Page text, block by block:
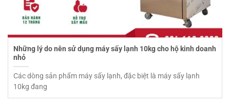
Những lý do nên sử dụng máy sấy lạnh 10kg cho hộ kinh doanh
nhỏ
Các dòng sản phẩm máy sấy lạnh, đặc biệt là máy sấy lạnh
10kg đang